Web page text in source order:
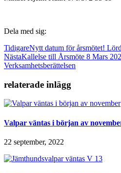
Dela med sig:
TidigareNytt datum för årsmötet!
NästaKallelse till Årsmöte 8 Mars
Verksamhetsberättelsen
relaterade inlägg
Valpar väntas i början av
22 september, 2022